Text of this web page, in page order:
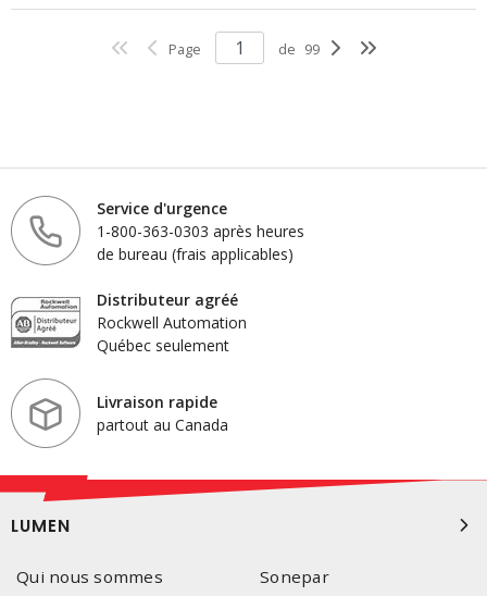
Page de 99
Service d'urgence
1-800-363-0303 après heures
de bureau (frais applicables)
Distributeur agréé
Rockwell Automation
Québec seulement
Livraison rapide
partout au Canada
LUMEN
Qui nous sommes
Sonepar